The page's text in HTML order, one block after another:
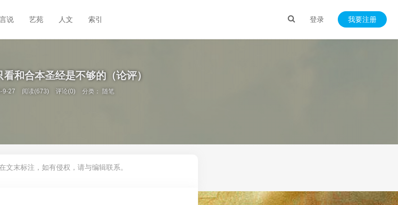
登录 我要注册
言说 艺苑 人文 索引
看和合本圣经是不够的（论评）
9-27 阅读(673) 评论(0) 分类：随笔
末标注，如有侵权，请与编辑联系。